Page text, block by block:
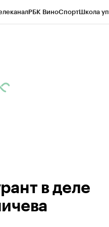
РБК ВиноСпортШкола
в деле